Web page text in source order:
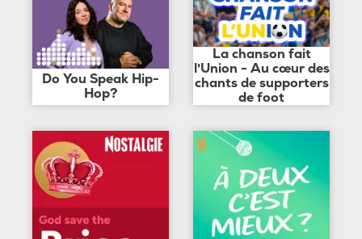
Do You Speak Hip-
Hop?
La chanson fait
l'Union - Au cœur des
chants de supporters
de foot